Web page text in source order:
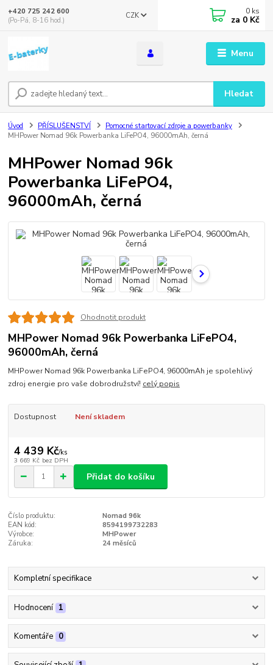
Menu
CZK
Hledat
+420 725 242 600
(Po-Pá, 8-16 hod.)
0 ks
za 0 Kč
Úvod PŘÍSLUŠENSTVÍ
Pomocné startovací zdroje a powerbanky
MHPower Nomad 96k Powerbanka LiFePO4, 96000mAh, černá
MHPower Nomad 96k
Powerbanka LiFePO4,
96000mAh, černá
Ohodnotit produkt
MHPower Nomad 96k Powerbanka LiFePO4,
96000mAh, černá
MHPower Nomad 96k Powerbanka LiFePO4, 96000mAh je spolehlivý
zdroj energie pro vaše dobrodružství! celý popis
Dostupnost Není skladem
4 439 Kč/ks
3 669 Kč bez DPH
Přidat do košíku
Číslo produktu:
Nomad 96k
EAN kód:
8594199732283
Výrobce:
MHPower
Záruka:
24 měsíců
Kompletní specifikace
Hodnocení 1
Komentáře 0